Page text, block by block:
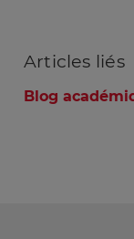
Articles liés
Blog